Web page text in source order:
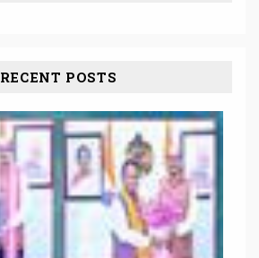
RECENT POSTS